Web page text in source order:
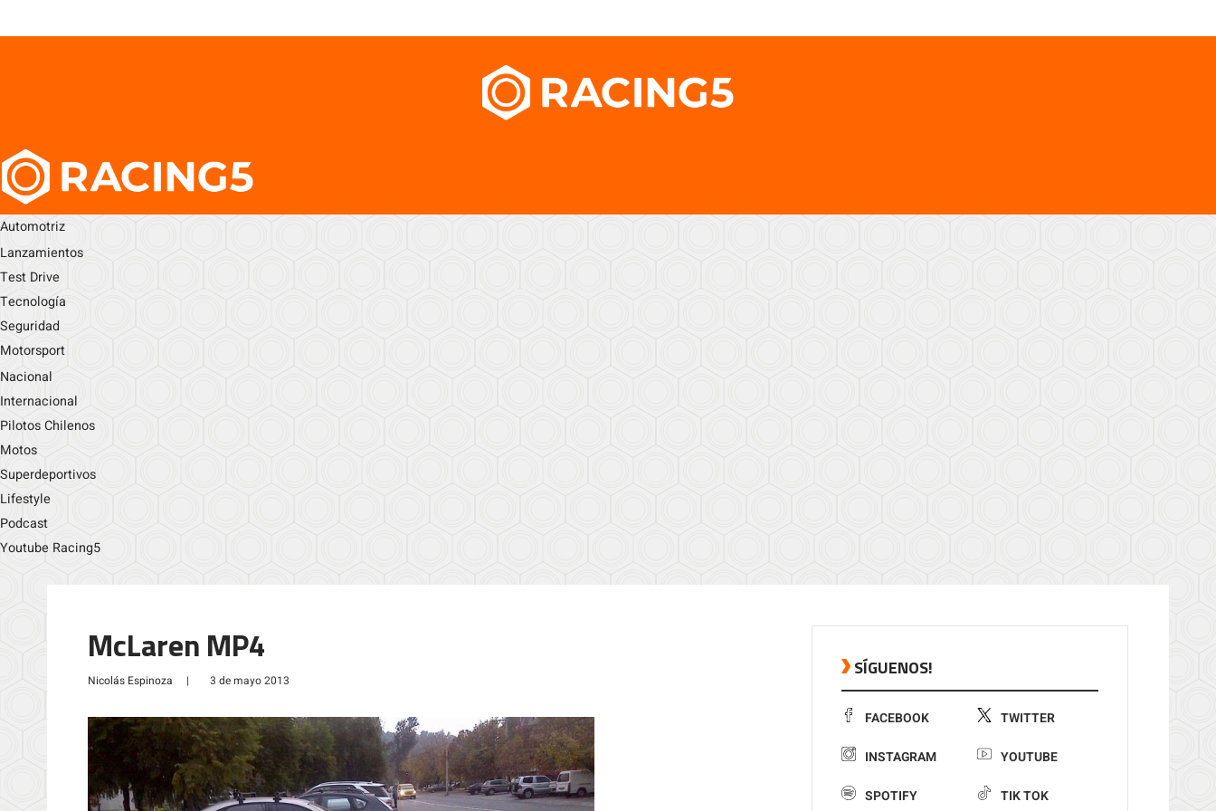
Automotriz
Lanzamientos
Test Drive
Tecnología
Seguridad
Motorsport
Nacional
Internacional
Pilotos Chilenos
Motos
Superdeportivos
Lifestyle
Podcast
Youtube Racing5
McLaren MP4
Nicolás Espinoza | 3 de mayo 2013
SÍGUENOS!
FACEBOOK TWITTER
INSTAGRAM YOUTUBE
SPOTIFY TIK TOK